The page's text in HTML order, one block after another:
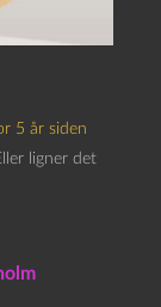
5 år siden
ligner det